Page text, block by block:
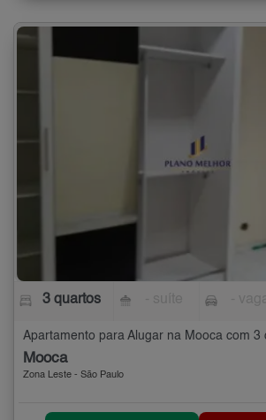
3 quartos
Apartamento para Alugar na Mooca com 3
Mooca
Zona Leste - São Paulo